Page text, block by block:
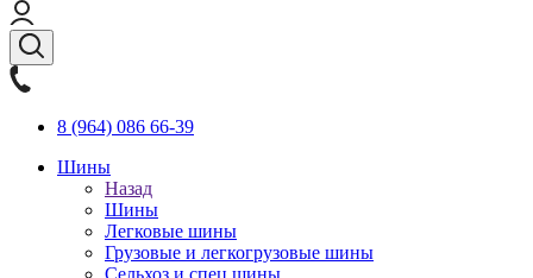
8 (964) 086 66-39
Шины
Назад
Шины
Легковые шины
Грузовые и легкогрузовые шины
Сельхоз и спец шины